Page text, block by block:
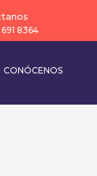
8364
CONÓCENOS